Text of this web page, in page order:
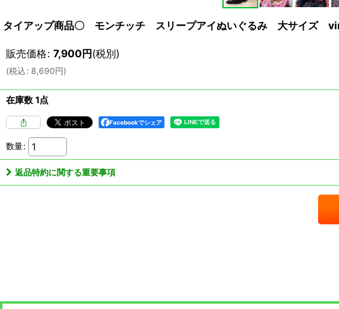
タイアップ商品〇 モンチッチ スリープアイぬいぐるみ 大サイズ
販売価格: 7,900円(税別)
(税込: 8,690円)
在庫数 1点
Facebookでシェア
数量:
返品特約に関する重要事項